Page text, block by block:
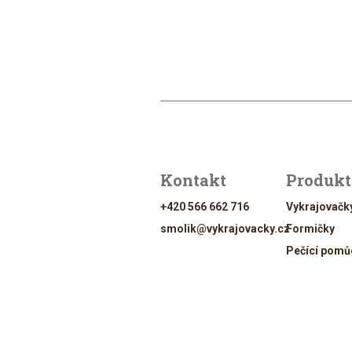
Kontakt
+420 566 662 716
smolik@vykrajovacky.czFormičky
Pečící